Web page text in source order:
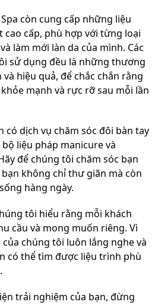
còn cung cấp những liệu
cao cấp, phù hợp với từng loại
làm mới làn da của mình. Các
sử dụng đều là những thương
hiệu quả, để chắc chắn rằng
mạnh và rực rỡ sau mỗi lần
có dịch vụ chăm sóc đôi bàn tay
liệu pháp manicure và
để chúng tôi chăm sóc bạn
không chỉ thư giãn mà còn
hàng ngày.
tôi hiểu rằng mỗi khách
cầu và mong muốn riêng. Vì
chúng tôi luôn lắng nghe và
có thể tìm được liệu trình phù
trải nghiệm của bạn, đừng